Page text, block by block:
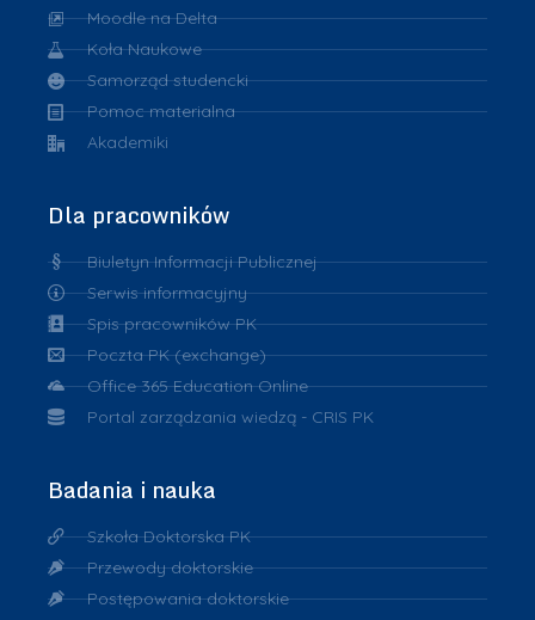
Moodle na Delta
Koła Naukowe
Samorząd studencki
Pomoc materialna
Akademiki
Dla pracowników
Biuletyn Informacji Publicznej
Serwis informacyjny
Spis pracowników PK
Poczta PK (exchange)
Office 365 Education Online
Portal zarządzania wiedzą - CRIS PK
Badania i nauka
Szkoła Doktorska PK
Przewody doktorskie
Postępowania doktorskie